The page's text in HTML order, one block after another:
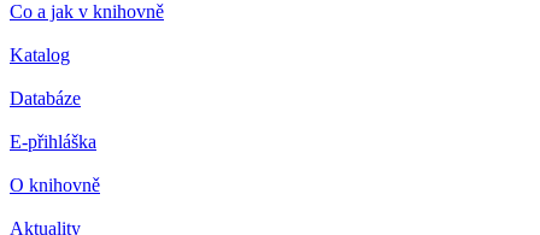
Co a jak v knihovně
Katalog
Databáze
E-přihláška
O knihovně
Aktuality